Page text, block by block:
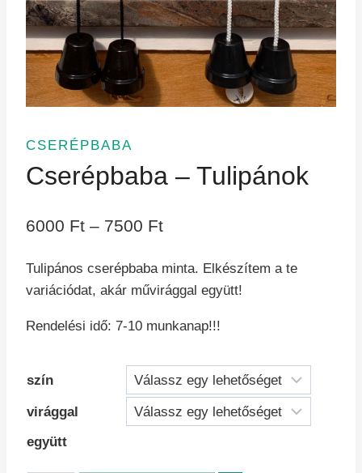
CSERÉPBABA
Cserépbaba – Tulipánok
6000 Ft – 7500 FtÁrtartomány:
Tulipános cserépbaba minta. Elkészítem a te
variációdat, akár művirággal együtt!
Rendelési idő: 7-10 munkanap!!!
szín
virággal
együtt